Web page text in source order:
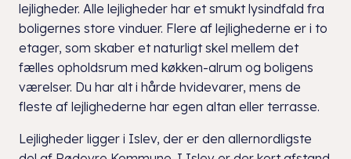
lejligheder. Alle lejligheder har et smukt lysindfald fra
boligernes store vinduer. Flere af lejlighederne er i to
etager, som skaber et naturligt skel mellem det
fælles opholdsrum med køkken-alrum og boligens
værelser. Du har alt i hårde hvidevarer, mens de
fleste af lejlighederne har egen altan eller terrasse.
Lejligheder ligger i Islev, der er den allernordligste